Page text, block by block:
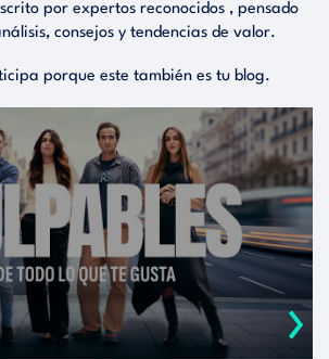
por expertos reconocidos , pensado
consejos y tendencias de valor.
porque este también es tu blog.
›